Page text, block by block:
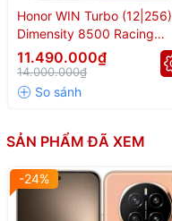
Honor WIN Turbo (12|256)
Dimensity 8500 Racing
Edition - Pin 10.000mAh
11.490.000₫
14.000.000₫
SẢN PHẨM ĐÃ XEM
-24%